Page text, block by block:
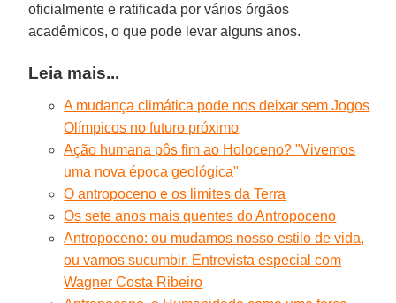
oficialmente e ratificada por vários órgãos
acadêmicos, o que pode levar alguns anos.
Leia mais...
A mudança climática pode nos deixar sem Jogos
Olímpicos no futuro próximo
Ação humana pôs fim ao Holoceno? "Vivemos
uma nova época geológica"
O antropoceno e os limites da Terra
Os sete anos mais quentes do Antropoceno
Antropoceno: ou mudamos nosso estilo de vida,
ou vamos sucumbir. Entrevista especial com
Wagner Costa Ribeiro